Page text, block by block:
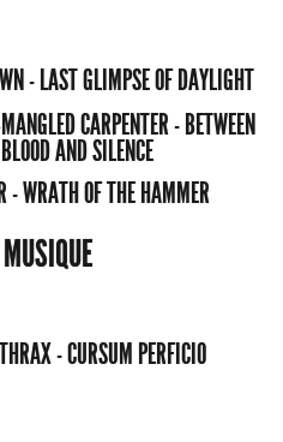
- LAST GLIMPSE OF DAYLIGHT
MANGLED CARPENTER - BETWEEN
BLOOD AND SILENCE
- WRATH OF THE HAMMER
- CURSUM PERFICIO